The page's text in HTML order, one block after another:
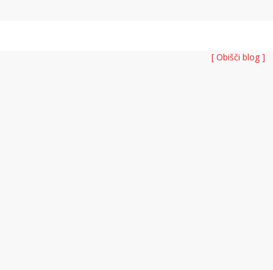
[ Obišči blog ]